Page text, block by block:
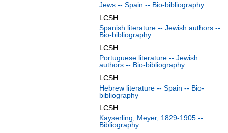
Jews -- Spain -- Bio-bibliography
LCSH :
Spanish literature -- Jewish authors --
Bio-bibliography
LCSH :
Portuguese literature -- Jewish
authors -- Bio-bibliography
LCSH :
Hebrew literature -- Spain -- Bio-
bibliography
LCSH :
Kayserling, Meyer, 1829-1905 --
Bibliography